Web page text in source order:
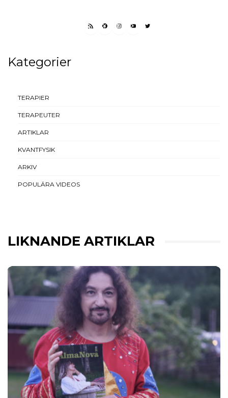
RSS FEEDFACEBOOK
INSTAGRAM
YOUTUBETWITTER
Kategorier
TERAPIER
TERAPEUTER
ARTIKLAR
KVANTFYSIK
ARKIV
POPULÄRA VIDEOS
LIKNANDE ARTIKLAR